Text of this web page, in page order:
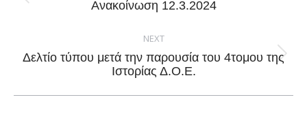
Previous
Ανακοίνωση 12.3.2024
NEXT
Next
post:
Δελτίο τύπου μετά την παρουσία του 4τομου της
Ιστορίας Δ.Ο.Ε.